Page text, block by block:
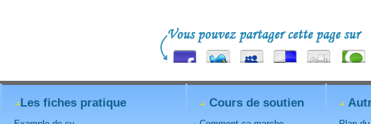
Les fiches pratique Cours de soutien